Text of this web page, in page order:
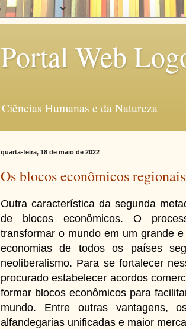
Portal Web
Ciências Humanas e da Natureza
quarta-feira, 18 de maio de 2022
Os blocos econômicos regionais
Outra característica da segunda
de blocos econômicos. O
transformar o mundo em um grande
economias de todos os países
neoliberalismo. Para se fortalecer
procurado estabelecer acordos
formar blocos econômicos para
mundo. Entre outras vantagens,
alfandegarias unificadas e maior